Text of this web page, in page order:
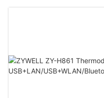
Schneidemechanismus